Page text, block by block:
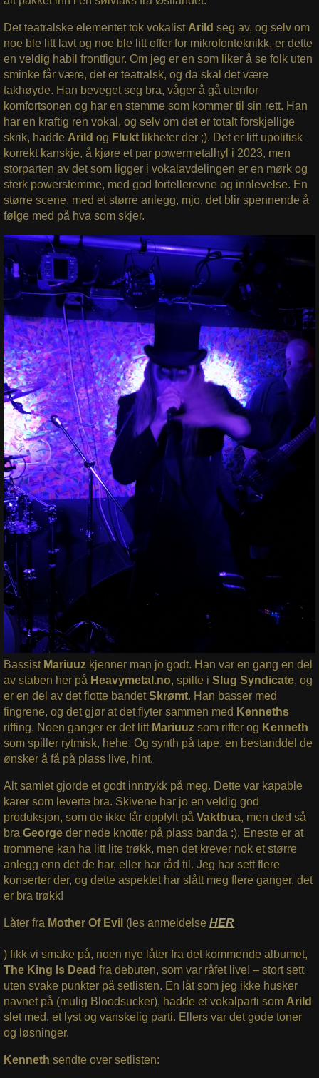
Det teatralske elementet tok vokalist Arild seg av, og selv om
noe ble litt lavt og noe ble litt offer for mikrofonteknikk, er dette
en veldig habil frontfigur. Om jeg er en som liker å se folk uten
sminke får være, det er teatralsk, og da skal det være
takhøyde. Han beveget seg bra, våger å gå utenfor
komfortsonen og har en stemme som kommer til sin rett. Han
har en kraftig ren vokal, og selv om det er totalt forskjellige
skrik, hadde Arild og Flukt likheter der ;). Det er litt upolitisk
korrekt kanskje, å kjøre et par powermetalhyl i 2023, men
storparten av det som ligger i vokalavdelingen er en mørk og
sterk powerstemme, med god fortellerevne og innlevelse. En
større scene, med et større anlegg, mjo, det blir spennende å
følge med på hva som skjer.
Bassist Mariuuz kjenner man jo godt. Han var en gang en del
av staben her på Heavymetal.no, spilte i Slug Syndicate, og
er en del av det flotte bandetSkrømt. Han basser med
fingrene, og det gjør at det flyter sammen med Kenneths
riffing. Noen ganger er det litt Mariuuzsom riffer og Kenneth
som spiller rytmisk, hehe. Og synth på tape, en bestanddel de
ønsker å få på plass live, hint.
Alt samlet gjorde et godt inntrykk på meg. Dette var kapable
karer som leverte bra. Skivene har jo en veldig god
produksjon, som de ikke får oppfylt på Vaktbua, men død så
bra Georgeder nede knotter på plass banda :). Eneste er at
trommene kan ha litt lite trøkk, men det krever nok et større
anlegg enn det de har, eller har råd til. Jeg har sett flere
konserter der, og dette aspektet har slått meg flere ganger, det
er bra trøkk!
Låter fra Mother Of Evil (les anmeldelse HER
) fikk vi smake på, noen nye låter fra det kommende albumet,
The King Is Dead fra debuten, som var råfet live! – stort sett
uten svake punkter på setlisten. En låt som jeg ikke husker
navnet på (mulig Bloodsucker), hadde et vokalparti som Arild
slet med, et lyst og vanskelig parti. Ellers var det gode toner
og løsninger.
Kenneth sendte over setlisten: